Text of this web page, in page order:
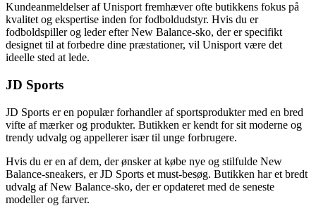
Kundeanmeldelser af Unisport fremhæver ofte butikkens fokus på
kvalitet og ekspertise inden for fodboldudstyr. Hvis du er
fodboldspiller og leder efter New Balance-sko, der er specifikt
designet til at forbedre dine præstationer, vil Unisport være det
ideelle sted at lede.
JD Sports
JD Sports er en populær forhandler af sportsprodukter med en bred
vifte af mærker og produkter. Butikken er kendt for sit moderne og
trendy udvalg og appellerer især til unge forbrugere.
Hvis du er en af dem, der ønsker at købe nye og stilfulde New
Balance-sneakers, er JD Sports et must-besøg. Butikken har et bredt
udvalg af New Balance-sko, der er opdateret med de seneste
modeller og farver.